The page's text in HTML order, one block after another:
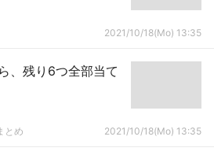
2021/10/18(Mo) 13:35
、残り6つ全部当て
とめ 2021/10/18(Mo) 13:35